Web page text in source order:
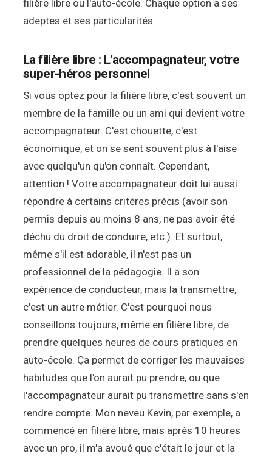
filière libre ou l'auto-école. Chaque option a ses
adeptes et ses particularités.
La filière libre : L’accompagnateur, votre
super-héros personnel
Si vous optez pour la filière libre, c'est souvent un
membre de la famille ou un ami qui devient votre
accompagnateur. C'est chouette, c'est
économique, et on se sent souvent plus à l'aise
avec quelqu'un qu'on connaît. Cependant,
attention ! Votre accompagnateur doit lui aussi
répondre à certains critères précis (avoir son
permis depuis au moins 8 ans, ne pas avoir été
déchu du droit de conduire, etc.). Et surtout,
même s'il est adorable, il n'est pas un
professionnel de la pédagogie. Il a son
expérience de conducteur, mais la transmettre,
c'est un autre métier. C'est pourquoi nous
conseillons toujours, même en filière libre, de
prendre quelques heures de cours pratiques en
auto-école. Ça permet de corriger les mauvaises
habitudes que l'on aurait pu prendre, ou que
l'accompagnateur aurait pu transmettre sans s'en
rendre compte. Mon neveu Kevin, par exemple, a
commencé en filière libre, mais après 10 heures
avec un pro, il m'a avoué que c'était le jour et la